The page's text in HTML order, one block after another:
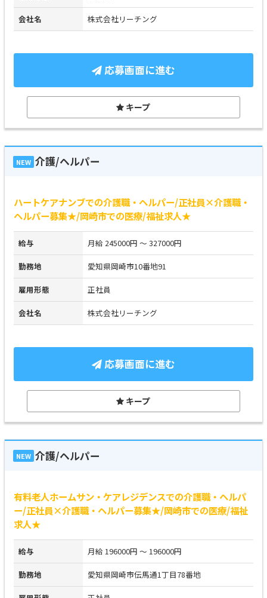
会社名 株式会社リーチング
応募画面に進む
キープ
NEW 介護/ヘルパー
ハートケアナンブでの介護職・ヘルパー/正社員×介護職・
ヘルパー募集★/岡崎市での医療/福祉求人★
給与 月給 245000円 ～ 327000円
勤務地 愛知県岡崎市10番地91
雇用形態 正社員
会社名 株式会社リーチング
応募画面に進む
キープ
NEW 介護/ヘルパー
有料老人ホームサン・ケアレジデンスでの介護職・ヘルパ
ー/正社員×介護職・ヘルパー募集★/岡崎市での医療/福祉
求人★
給与 月給 196000円 ～ 196000円
勤務地 愛知県岡崎市伝馬通1丁目78番地